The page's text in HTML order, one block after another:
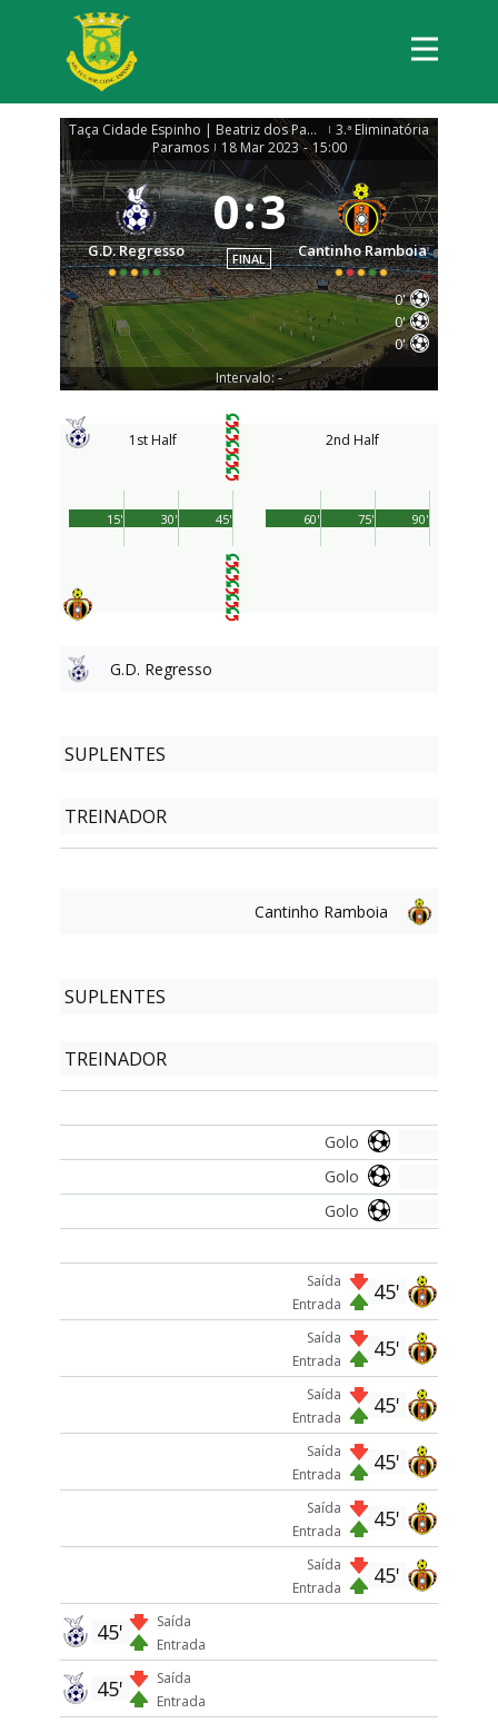
Taça Cidade Espinho | Beatriz dos Panos 2022/23 | 3.ª Eliminatória
Paramos | 18 Mar 2023 - 15:00
G.D. Regresso
0:3
FINAL Cantinho Ramboia
0'
0'
0'
Intervalo: -
1st Half
45'
15' 30'
2nd Half
90'
60' 75'
G.D. Regresso
SUPLENTES
TREINADOR
Cantinho Ramboia
SUPLENTES
TREINADOR
Golo
Golo
Golo
45'
Saída
Entrada
45'
Saída
Entrada
45'
Saída
Entrada
45'
Saída
Entrada
45'
Saída
Entrada
45'
Saída
Entrada
Saída
Entrada
45'
Saída
Entrada
45'